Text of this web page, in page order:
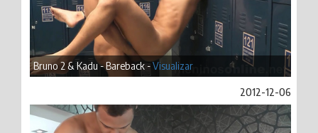
Bruno 2 & Kadu - Bareback -Visualizar
2012-12-06